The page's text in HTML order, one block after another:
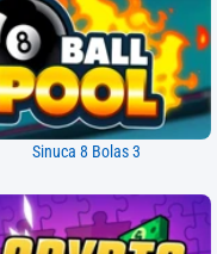
Sinuca 8 Bolas 3